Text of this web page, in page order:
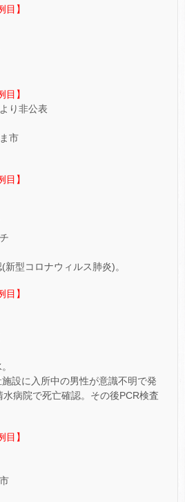
目】
目】
り非公表
市
目】
新型コロナウィルス肺炎)。
目】
設に入所中の男性が意識不明で発
水病院で死亡確認。その後PCR検査
目】